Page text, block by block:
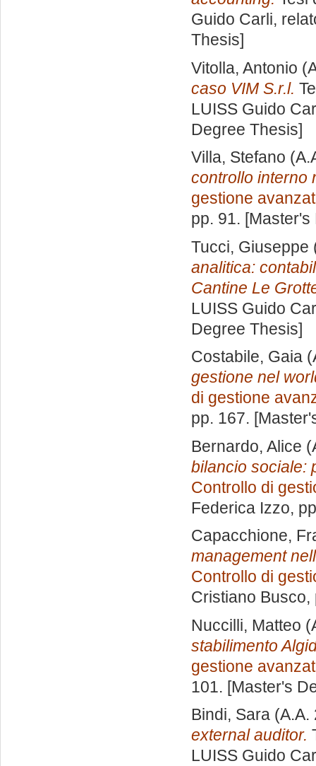
Guido Carli,
Thesis]
Vitolla, Antonio
caso VIM S.r.l.
LUISS Guido
Degree Thesis]
Villa, Stefano
controllo interno
gestione
pp. 91.
Tucci, Giuseppe
analitica:
Cantine Le
LUISS Guido
Degree Thesis]
Costabile, Gaia
gestione nel
di gestione
pp. 167.
Bernardo, Alice
bilancio sociale:
Controllo di
Federica Izzo,
Capacchione,
management
Controllo di
Cristiano Busco,
Nuccilli, Matteo
stabilimento
gestione
101. [Master's
Bindi, Sara
external auditor.
LUISS Guido